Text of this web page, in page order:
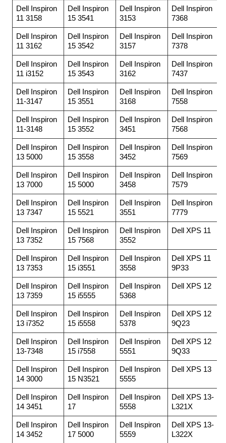
Dell Inspiron
11 3158
Dell Inspiron
15 3541
Dell Inspiron
3153
Dell Inspiron
7368
Dell Inspiron
11 3162
Dell Inspiron
15 3542
Dell Inspiron
3157
Dell Inspiron
7378
Dell Inspiron
11 i3152
Dell Inspiron
15 3543
Dell Inspiron
3162
Dell Inspiron
7437
Dell Inspiron
11-3147
Dell Inspiron
15 3551
Dell Inspiron
3168
Dell Inspiron
7558
Dell Inspiron
11-3148
Dell Inspiron
15 3552
Dell Inspiron
3451
Dell Inspiron
7568
Dell Inspiron
13 5000
Dell Inspiron
15 3558
Dell Inspiron
3452
Dell Inspiron
7569
Dell Inspiron
13 7000
Dell Inspiron
15 5000
Dell Inspiron
3458
Dell Inspiron
7579
Dell Inspiron
13 7347
Dell Inspiron
15 5521
Dell Inspiron
3551
Dell Inspiron
7779
Dell Inspiron
13 7352
Dell Inspiron
15 7568
Dell Inspiron
3552
Dell XPS 11
Dell Inspiron
13 7353
Dell Inspiron
15 i3551
Dell Inspiron
3558
Dell XPS 11
9P33
Dell Inspiron
13 7359
Dell Inspiron
15 i5555
Dell Inspiron
5368
Dell XPS 12
Dell Inspiron
13 i7352
Dell Inspiron
15 i5558
Dell Inspiron
5378
Dell XPS 12
9Q23
Dell Inspiron
13-7348
Dell Inspiron
15 i7558
Dell Inspiron
5551
Dell XPS 12
9Q33
Dell Inspiron
14 3000
Dell Inspiron
15 N3521
Dell Inspiron
5555
Dell XPS 13
Dell Inspiron
14 3451
Dell Inspiron
17
Dell Inspiron
5558
Dell XPS 13-
L321X
Dell Inspiron
14 3452
Dell Inspiron
17 5000
Dell Inspiron
5559
Dell XPS 13-
L322X